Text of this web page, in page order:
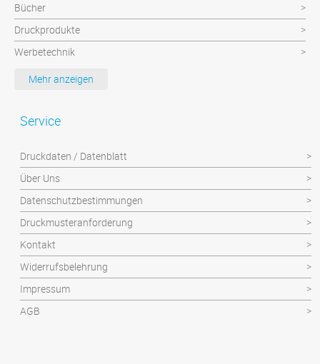
Bücher
Druckprodukte
Werbetechnik
Werbeartikel
Plattendruck und Schilder
Mehr anzeigen
Service
Druckdaten / Datenblatt
Über Uns
Datenschutzbestimmungen
Druckmusteranforderung
Kontakt
Widerrufsbelehrung
Impressum
AGB